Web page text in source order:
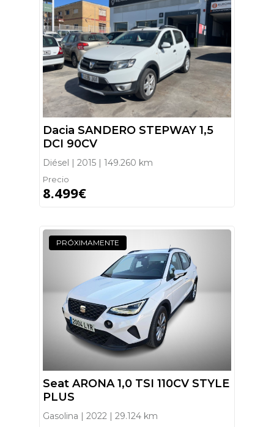
Dacia SANDERO STEPWAY 1,5
DCI 90CV
Diésel | 2015 | 149.260 km
Precio
8.499€
PRÓXIMAMENTE
Seat ARONA 1,0 TSI 110CV STYLE
PLUS
Gasolina | 2022 | 29.124 km